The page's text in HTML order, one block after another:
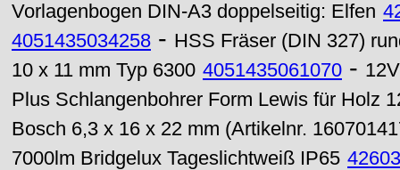
Vorlagenbogen DIN-A3 doppelseitig: Elfen
4051435034258 - HSS Fräser (DIN 327)
10 x 11 mm Typ 6300 4051435061070 -
Plus Schlangenbohrer Form Lewis für Holz
Bosch 6,3 x 16 x 22 mm (Artikelnr.
7000lm Bridgelux Tageslichtweiß IP65